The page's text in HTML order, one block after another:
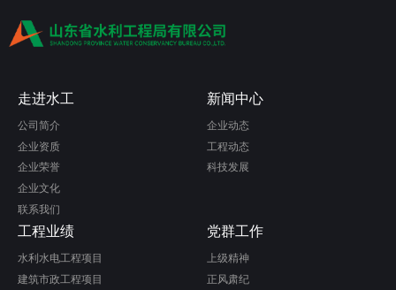
走进水工
公司简介
企业资质
企业荣誉
企业文化
联系我们
新闻中心
企业动态
工程动态
科技发展
工程业绩
水利水电工程项目
建筑市政工程项目
党群工作
上级精神
正风肃纪